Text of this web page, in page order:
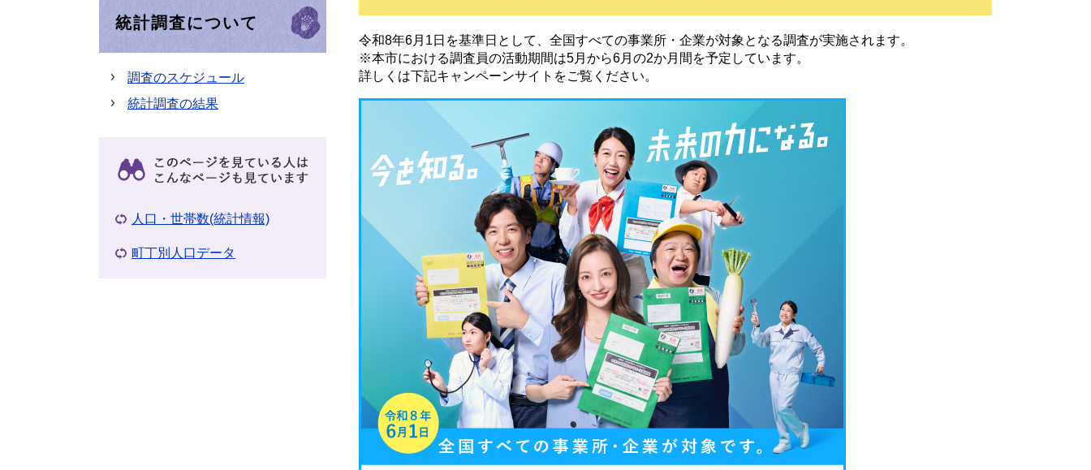
令和8年6月1日を基準日として、全国すべての事業所・企業が対象となる調査が実施されます。
※本市における調査員の活動期間は5月から6月の2か月間を予定しています。
詳しくは下記キャンペーンサイトをご覧ください。
統計調査について
調査のスケジュール
統計調査の結果
人口・世帯数(統計情報)
町丁別人口データ